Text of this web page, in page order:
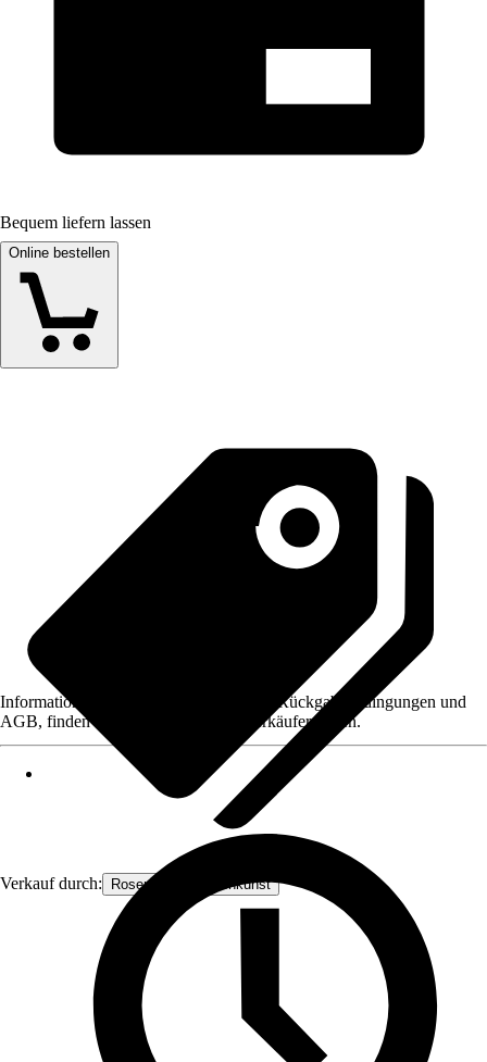
Bequem liefern lassen
Online bestellen
Verkauf durch: Rosenbogen-Gartenkunst
Informationen des Verkäufers, wie z. B. Rückgabebedingungen und
AGB, finden Sie bei Klick auf den Verkäufernamen.